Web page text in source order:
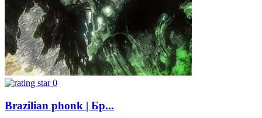
0
Brazilian phonk | Бр...